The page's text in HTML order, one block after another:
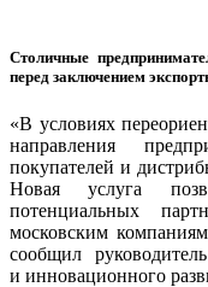
Столичные
перед заключением
«В условиях
направления
покупателей и
Новая услуга
потенциальных
московским
сообщил
и инновационного